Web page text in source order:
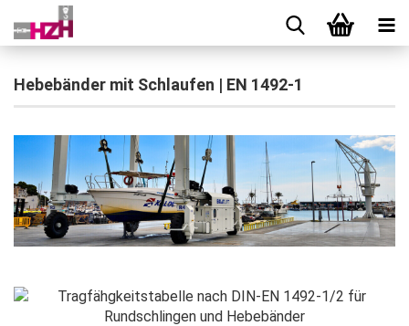
Hebebänder mit Schlaufen | EN 1492-1